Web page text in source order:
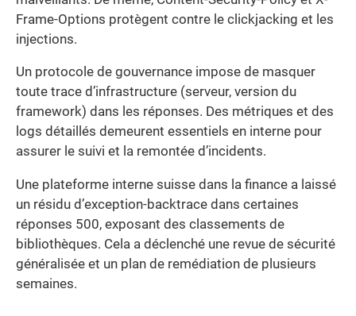
Frame-Options protègent contre le clickjacking et les
injections.
Un protocole de gouvernance impose de masquer
toute trace d’infrastructure (serveur, version du
framework) dans les réponses. Des métriques et des
logs détaillés demeurent essentiels en interne pour
assurer le suivi et la remontée d’incidents.
Une plateforme interne suisse dans la finance a laissé
un résidu d’exception-backtrace dans certaines
réponses 500, exposant des classements de
bibliothèques. Cela a déclenché une revue de sécurité
généralisée et un plan de remédiation de plusieurs
semaines.